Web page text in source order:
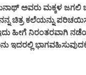
ಮಕ್ಕಳ ಜಗಲಿ ಬಗ್ಗೆ
ನನ್ನ ಚಿತ್ರ ಕಲೆಯನ್ನು
ಇದು ಹೀಗೆ ನಿರಂತರವಾಗಿ
ಇದರಲ್ಲಿ